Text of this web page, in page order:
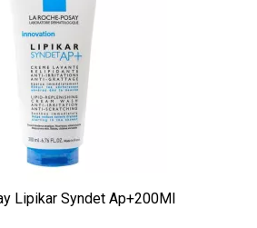
Lipikar Syndet Ap+200Ml